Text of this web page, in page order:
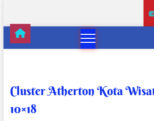
Cluster Atherton Kota
10×18